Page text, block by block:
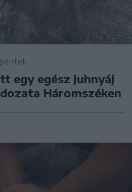
egy egész juhnyáj
Háromszéken